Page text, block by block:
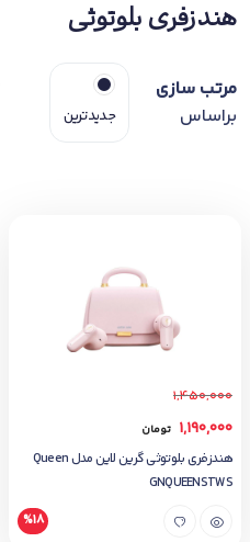
هندزفری بلوتوثی
مرتب سازی
براساس
جدیدترین
1,450,000
1,190,000 تومان
هندزفری بلوتوثی گرین لاین مدل Queen
GNQUEENSTWS
%18